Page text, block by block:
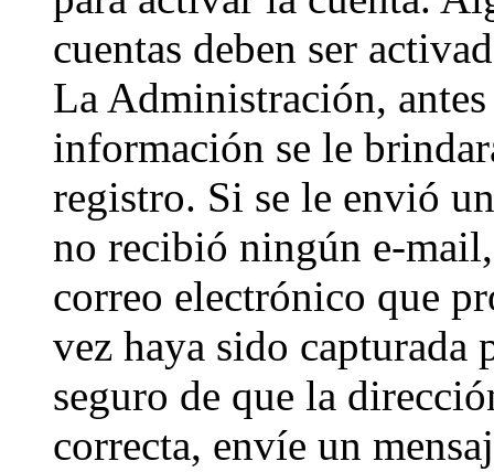
cuentas deben ser
La Administración,
información se le
registro. Si se le envió
no recibió ningún e-
correo electrónico que
vez haya sido
seguro de que la
correcta, envíe un